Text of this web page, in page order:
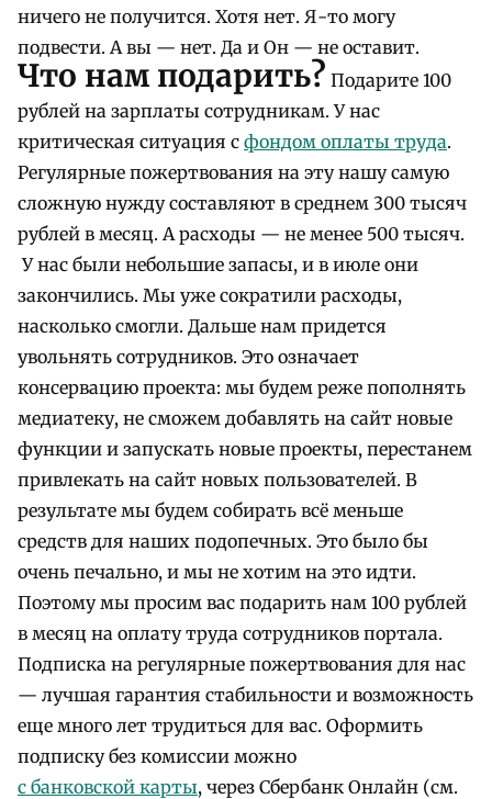
ничего не получится. Хотя нет. Я-то могу
подвести. А вы — нет. Да и Он — не оставит.
Что нам подарить? Подарите 100
рублей на зарплаты сотрудникам. У нас
критическая ситуация с фондом оплаты труда. ​
Регулярные пожертвования на эту нашу самую
сложную нужду составляют в среднем 300 тысяч
рублей в месяц. А расходы — не менее 500 тысяч.
У нас были небольшие запасы, и в июле они
закончились. Мы уже сократили расходы,
насколько смогли. Дальше нам придется
увольнять сотрудников. Это означает
консервацию проекта: мы будем реже пополнять
медиатеку, не сможем добавлять на сайт новые
функции и запускать новые проекты, перестанем
привлекать на сайт новых пользователей. В
результате мы будем собирать всё меньше
средств для наших подопечных. Это было бы
очень печально, и мы не хотим на это идти.
Поэтому мы просим вас подарить нам 100 рублей
в месяц на оплату труда сотрудников портала.
Подписка на регулярные пожертвования для нас
— лучшая гарантия стабильности и возможность
еще много лет трудиться для вас. Оформить
подписку без комиссии можно
с банковской карты, через Сбербанк Онлайн (см.